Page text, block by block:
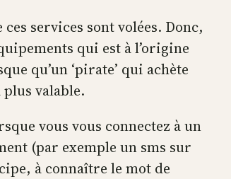
services sont volées. Donc,
qui est à l’origine
qu’un ‘pirate’ qui achète
plus valable.
vous vous connectez à un
(par exemple un sms sur
à connaître le mot de